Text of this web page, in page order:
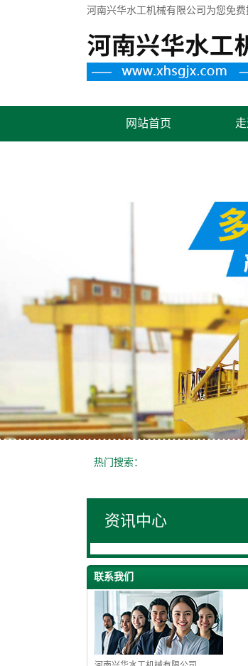
河南兴华水工机械有限公司为您免费
网站首页 走
热门搜索：
资讯中心
联系我们